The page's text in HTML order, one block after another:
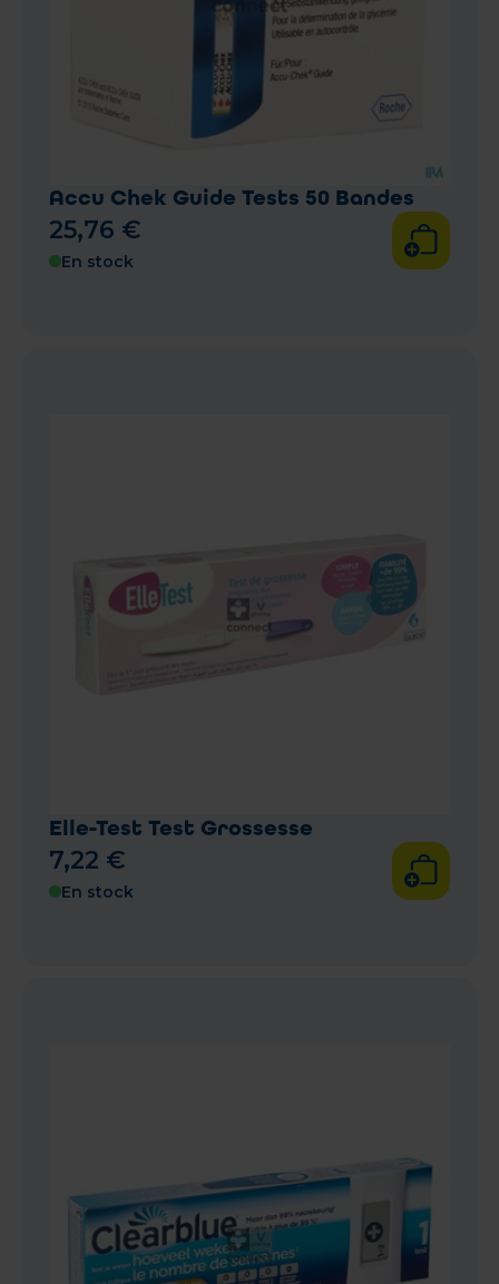
Accu Chek Guide Tests 50 Bandes
25,76 €
En stock
Elle-Test Test Grossesse
7,22 €
En stock